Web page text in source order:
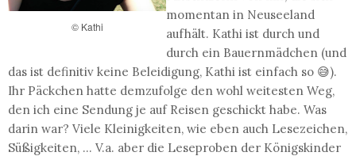
© Kathi
momentan in Neuseeland
aufhält. Kathi ist durch und
durch ein Bauernmädchen (und
das ist definitiv keine Beleidigung, Kathi ist einfach so 😅).
Ihr Päckchen hatte demzufolge den wohl weitesten Weg,
den ich eine Sendung je auf Reisen geschickt habe. Was
darin war? Viele Kleinigkeiten, wie eben auch Lesezeichen,
Süßigkeiten, ... V.a. aber die Leseproben der Königskinder